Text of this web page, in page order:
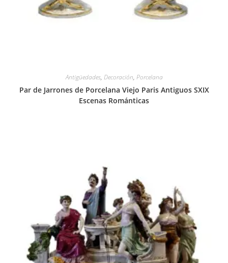
Antigüedades, Decoración, Porcelana
Par de Jarrones de Porcelana Viejo Paris Antiguos SXIX
Escenas Románticas